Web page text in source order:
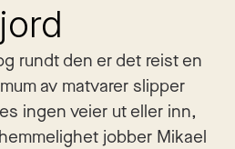
jord
rundt den er det reist en
av matvarer slipper
ingen veier ut eller inn,
jobber Mikael